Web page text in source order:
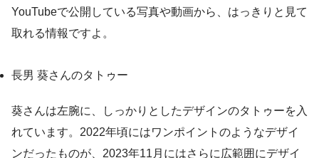
YouTubeで公開している写真や動画から、はっきりと見て
取れる情報ですよ。
長男 葵さんのタトゥー
葵さんは左腕に、しっかりとしたデザインのタトゥーを入
れています。2022年頃にはワンポイントのようなデザイ
ンだったものが、2023年11月にはさらに広範囲にデザイ